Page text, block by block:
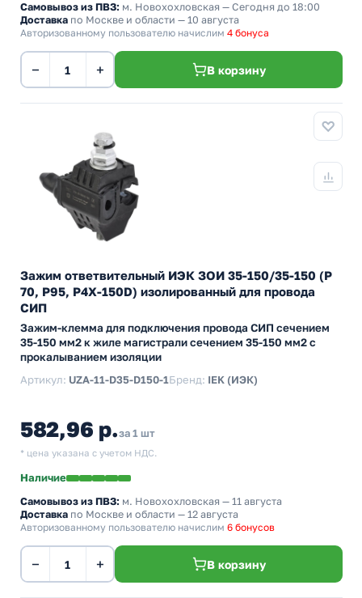
Самовывоз из ПВЗ: м. Новохохловская — Сегодня до 18:00
Доставка по Москве и области — 10 августа
Авторизованному пользователю начислим 4 бонуса
− + В корзину
Зажим ответвительный ИЭК ЗОИ 35-150/35-150 (P
70, P95, P4X-150D) изолированный для провода
СИП
Зажим-клемма для подключения провода СИП сечением
35-150 мм2 к жиле магистрали сечением 35-150 мм2 с
прокалыванием изоляции
Артикул: UZA-11-D35-D150-1Бренд: IEK (ИЭК)
582,96 р.за 1 шт
* цена указана с учетом НДС.
Наличие
Самовывоз из ПВЗ: м. Новохохловская — 11 августа
Доставка по Москве и области — 12 августа
Авторизованному пользователю начислим 6 бонусов
− + В корзину